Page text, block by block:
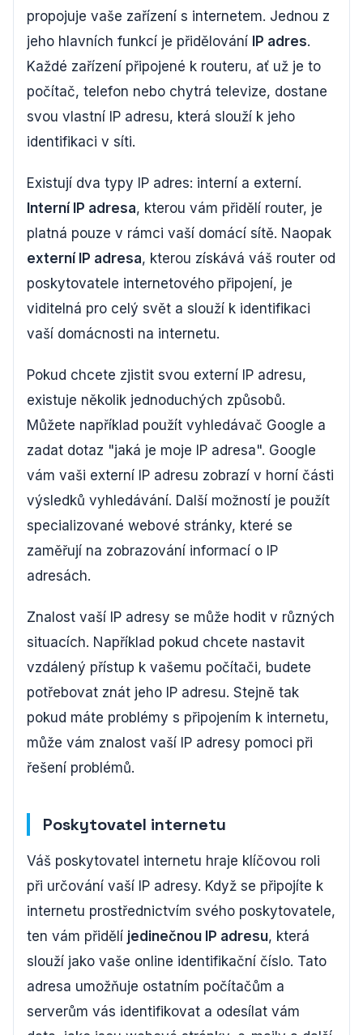
propojuje vaše zařízení s internetem. Jednou z
jeho hlavních funkcí je přidělování IP adres.
Každé zařízení připojené k routeru, ať už je to
počítač, telefon nebo chytrá televize, dostane
svou vlastní IP adresu, která slouží k jeho
identifikaci v síti.
Existují dva typy IP adres: interní a externí.
Interní IP adresa, kterou vám přidělí router, je
platná pouze v rámci vaší domácí sítě. Naopak
externí IP adresa, kterou získává váš router od
poskytovatele internetového připojení, je
viditelná pro celý svět a slouží k identifikaci
vaší domácnosti na internetu.
Pokud chcete zjistit svou externí IP adresu,
existuje několik jednoduchých způsobů.
Můžete například použít vyhledávač Google a
zadat dotaz "jaká je moje IP adresa". Google
vám vaši externí IP adresu zobrazí v horní části
výsledků vyhledávání. Další možností je použít
specializované webové stránky, které se
zaměřují na zobrazování informací o IP
adresách.
Znalost vaší IP adresy se může hodit v různých
situacích. Například pokud chcete nastavit
vzdálený přístup k vašemu počítači, budete
potřebovat znát jeho IP adresu. Stejně tak
pokud máte problémy s připojením k internetu,
může vám znalost vaší IP adresy pomoci při
řešení problémů.
Poskytovatel internetu
Váš poskytovatel internetu hraje klíčovou roli
při určování vaší IP adresy. Když se připojíte k
internetu prostřednictvím svého poskytovatele,
ten vám přidělí jedinečnou IP adresu, která
slouží jako vaše online identifikační číslo. Tato
adresa umožňuje ostatním počítačům a
serverům vás identifikovat a odesílat vám